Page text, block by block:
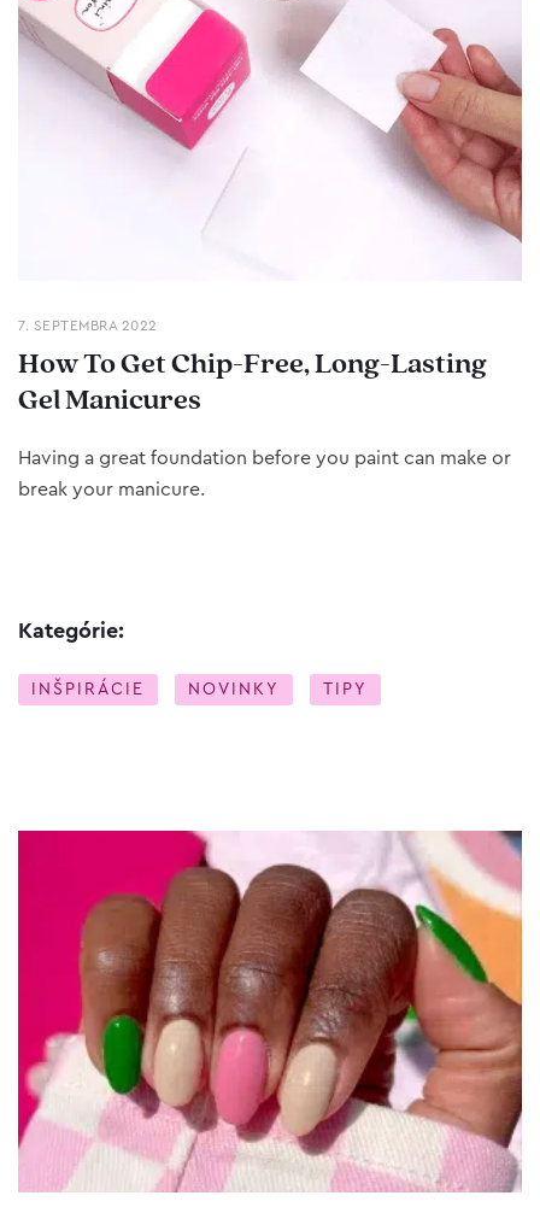
7. SEPTEMBRA 2022
How To Get Chip-Free, Long-Lasting
Gel Manicures
Having a great foundation before you paint can make or
break your manicure.
Kategórie:
INŠPIRÁCIE NOVINKY TIPY